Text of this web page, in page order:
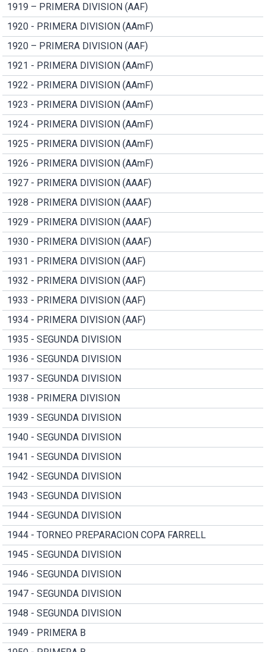
1919 – PRIMERA DIVISION (AAF)
1920 - PRIMERA DIVISION (AAmF)
1920 – PRIMERA DIVISION (AAF)
1921 - PRIMERA DIVISION (AAmF)
1922 - PRIMERA DIVISION (AAmF)
1923 - PRIMERA DIVISION (AAmF)
1924 - PRIMERA DIVISION (AAmF)
1925 - PRIMERA DIVISION (AAmF)
1926 - PRIMERA DIVISION (AAmF)
1927 - PRIMERA DIVISION (AAAF)
1928 - PRIMERA DIVISION (AAAF)
1929 - PRIMERA DIVISION (AAAF)
1930 - PRIMERA DIVISION (AAAF)
1931 - PRIMERA DIVISION (AAF)
1932 - PRIMERA DIVISION (AAF)
1933 - PRIMERA DIVISION (AAF)
1934 - PRIMERA DIVISION (AAF)
1935 - SEGUNDA DIVISION
1936 - SEGUNDA DIVISION
1937 - SEGUNDA DIVISION
1938 - PRIMERA DIVISION
1939 - SEGUNDA DIVISION
1940 - SEGUNDA DIVISION
1941 - SEGUNDA DIVISION
1942 - SEGUNDA DIVISION
1943 - SEGUNDA DIVISION
1944 - SEGUNDA DIVISION
1944 - TORNEO PREPARACION COPA FARRELL
1945 - SEGUNDA DIVISION
1946 - SEGUNDA DIVISION
1947 - SEGUNDA DIVISION
1948 - SEGUNDA DIVISION
1949 - PRIMERA B